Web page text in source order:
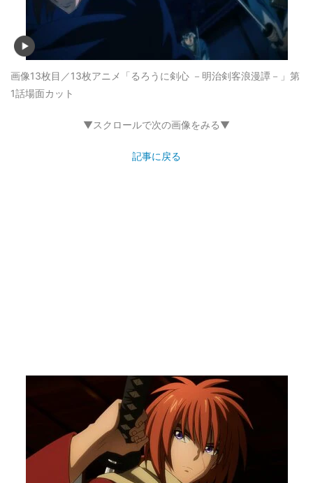
画像13枚目／13枚アニメ「るろうに剣心 －明治剣客浪漫譚－」第
1話場面カット
▼スクロールで次の画像をみる▼
記事に戻る